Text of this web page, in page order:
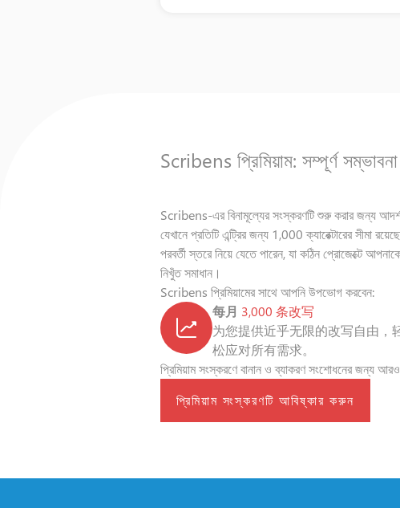
Scribens প্রিমিয়াম: সম্পূর্ণ
Scribens-এর বিনামূল্যের সংস্করণটি শুরু করার জন্য আদর্শ
যেখানে প্রতিটি এন্ট্রির জন্য 1,000 ক্যারেক্টারের সীমা
পরবর্তী স্তরে নিয়ে যেতে পারেন, যা কঠিন প্রোজেক্টে
নিখুঁত সমাধান।
Scribens প্রিমিয়ামের সাথে আপনি উপভোগ করবেন:
每月 3,000 条改写
为您提供近乎无限的改写自由，
松应对所有需求。
প্রিমিয়াম সংস্করণে বানান ও ব্যাকরণ সংশোধনের জন্য
প্রিমিয়াম সংস্করণটি আবিষ্কার করুন